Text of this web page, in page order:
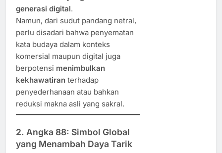
generasi digital.
Namun, dari sudut pandang netral,
perlu disadari bahwa penyematan
kata budaya dalam konteks
komersial maupun digital juga
berpotensi menimbulkan
kekhawatiran terhadap
penyederhanaan atau bahkan
reduksi makna asli yang sakral.
2. Angka 88: Simbol Global
yang Menambah Daya Tarik